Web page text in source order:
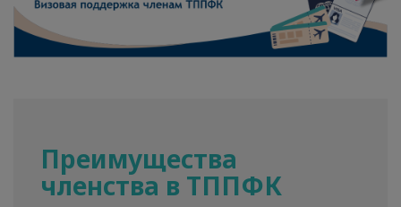
Преимущества
членства в ТППФК